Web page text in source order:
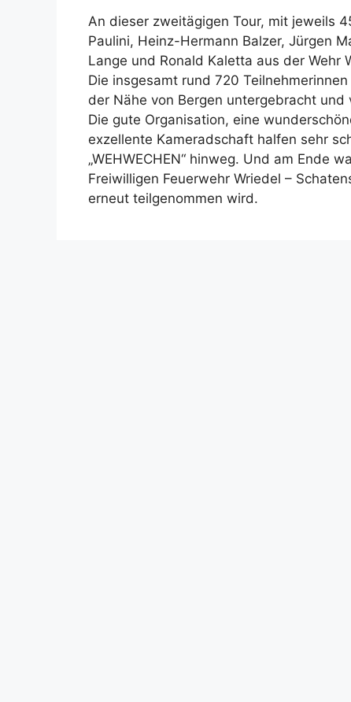
An dieser zweitägigen Tour, mit jeweils
Paulini, Heinz-Hermann Balzer, Jürgen
Lange und Ronald Kaletta aus der Wehr
Die insgesamt rund 720
der Nähe von Bergen untergebracht und
Die gute Organisation, eine
exzellente Kameradschaft halfen sehr
„WEHWECHEN“ hinweg. Und am Ende
Freiwilligen Feuerwehr Wriedel –
erneut teilgenommen wird.